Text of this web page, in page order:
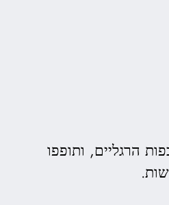
הרגליים, ותופפו